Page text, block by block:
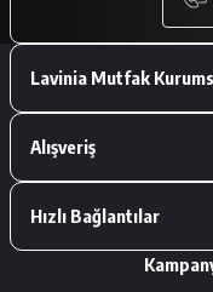
Deneyimini Paylaş
Lavinia Mutfak
Alışveriş
Hızlı Bağlantılar